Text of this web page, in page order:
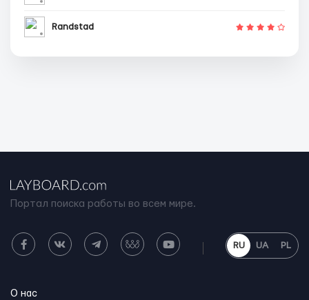
Randstad
Портал поиска работы во всем мире.
RU UA PL
О нас